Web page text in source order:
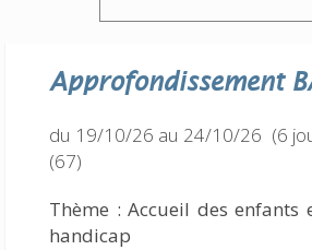
Approfondissement
du 19/10/26 au 24/10/26 (6
(67)
Thème : Accueil des enfants
handicap